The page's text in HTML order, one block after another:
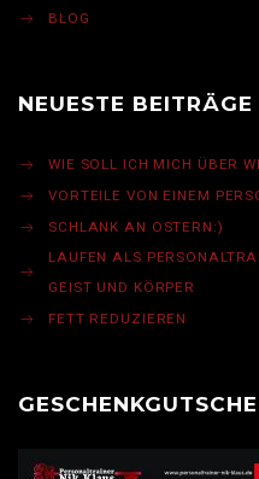
BLOG
NEUESTE BEITRÄGE
WIE SOLL ICH MICH ÜBER
VORTEILE VON EINEM
SCHLANK AN OSTERN:)
LAUFEN ALS
GEIST UND KÖRPER
FETT REDUZIEREN